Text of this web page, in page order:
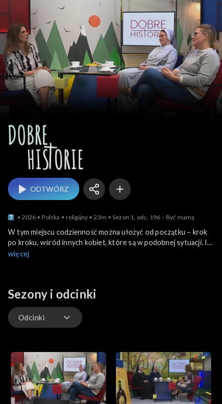
Dobre historie
ODTWÓRZ
2026 Polska religijny 23m Sezon 1, odc. 196 – Być mamą
W tym miejscu codzienność można ułożyć od początku – krok
po kroku, wśród innych kobiet, które są w podobnej sytuacji. I
nie chodzi tylko o dach nad głową, ale o odzyskanie poczucia
Bielsku-Białej.
więcej
Sezony i odcinki
Odcinki